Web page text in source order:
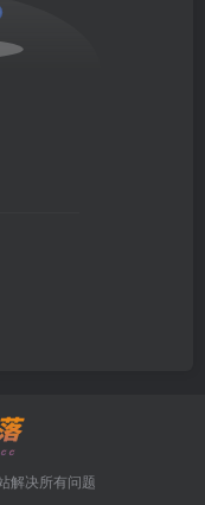
解决所有问题